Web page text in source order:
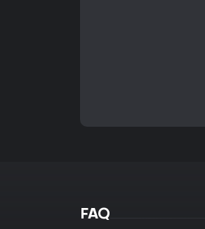
FAQ